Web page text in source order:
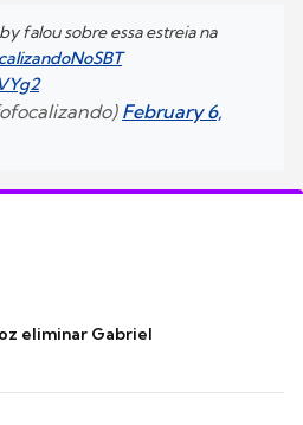
falou sobre essa estreia na
February 6,
eliminar Gabriel